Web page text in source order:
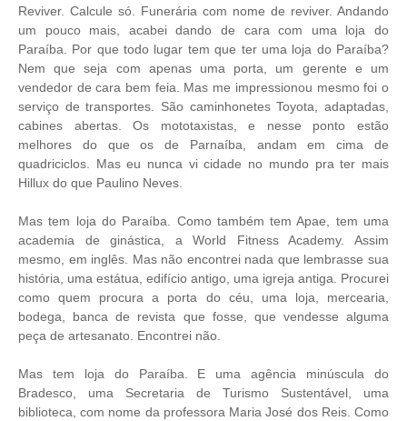
Reviver. Calcule só. Funerária com nome de reviver. Andando
um pouco mais, acabei dando de cara com uma loja do
Paraíba. Por que todo lugar tem que ter uma loja do Paraíba?
Nem que seja com apenas uma porta, um gerente e um
vendedor de cara bem feia. Mas me impressionou mesmo foi o
serviço de transportes. São caminhonetes Toyota, adaptadas,
cabines abertas. Os mototaxistas, e nesse ponto estão
melhores do que os de Parnaíba, andam em cima de
quadriciclos. Mas eu nunca vi cidade no mundo pra ter mais
Hillux do que Paulino Neves.
Mas tem loja do Paraíba. Como também tem Apae, tem uma
academia de ginástica, a World Fitness Academy. Assim
mesmo, em inglês. Mas não encontrei nada que lembrasse sua
história, uma estátua, edifício antigo, uma igreja antiga. Procurei
como quem procura a porta do céu, uma loja, mercearia,
bodega, banca de revista que fosse, que vendesse alguma
peça de artesanato. Encontrei não.
Mas tem loja do Paraíba. E uma agência minúscula do
Bradesco, uma Secretaria de Turismo Sustentável, uma
biblioteca, com nome da professora Maria José dos Reis. Como